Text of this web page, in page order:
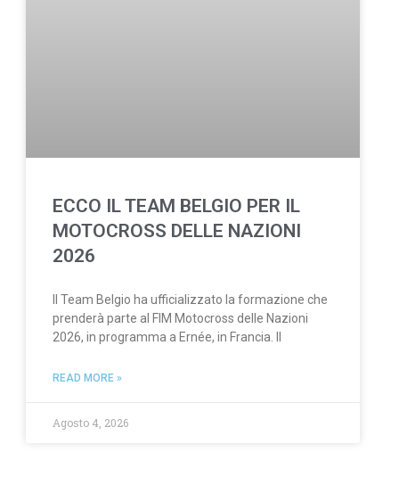
ECCO IL TEAM BELGIO PER IL
MOTOCROSS DELLE NAZIONI
2026
Il Team Belgio ha ufficializzato la formazione che
prenderà parte al FIM Motocross delle Nazioni
2026, in programma a Ernée, in Francia. Il
READ MORE »
Agosto 4, 2026